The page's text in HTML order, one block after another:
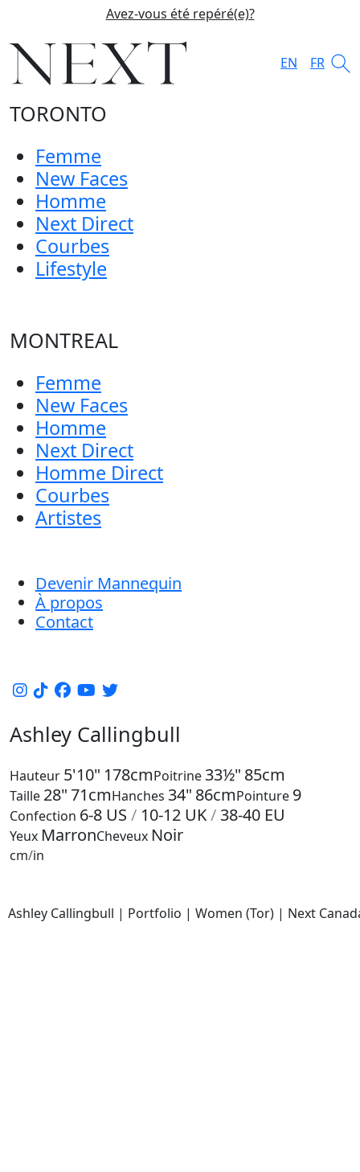
Avez-vous été repéré(e)?
EN FR
TORONTO
Femme
New Faces
Homme
Next Direct
Courbes
Lifestyle
MONTREAL
Femme
New Faces
Homme
Next Direct
Homme Direct
Courbes
Artistes
Devenir Mannequin
À propos
Contact
Ashley Callingbull
Hauteur 5'10" 178cmPoitrine 33½" 85cm
Taille 28"71cmHanches 34" 86cmPointure 9
Confection 6-8 US / 10-12 UK/ 38-40 EU
Yeux MarronCheveux Noir
cm/in